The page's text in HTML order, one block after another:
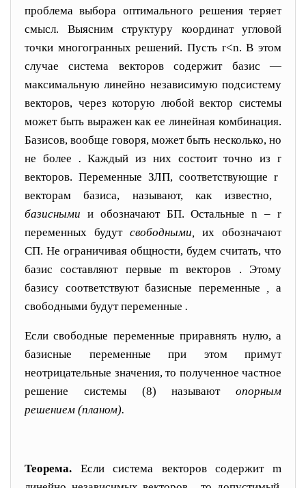
проблема выбора оптимального решения теряет
смысл. Выясним структуру координат угловой
точки многогранных решений. Пусть r<n. В этом
случае система векторовсодержит базис —
максимальную линейно независимую подсистему
векторов, через которую любой вектор системы
может быть выражен как ее линейная комбинация.
Базисов, вообще говоря, может быть несколько, но
не более . Каждый из них состоит точно изr
векторов. Переменные ЗЛП, соответствующие r
векторам базиса, называют, как известно,
базисными и обозначают БП. Остальныеn – r
переменных будут свободными, их обозначают
СП. Не ограничивая общности, будем считать, что
базис составляют первые m векторов . Этому
базису соответствуют базисные переменные , а
свободными будут переменные .
Если свободные переменные приравнять нулю, а
базисные переменные при этом примут
неотрицательные значения, то полученное частное
решение системы (8) называют опорным
решением (планом).
Теорема. Если система векторовсодержитm